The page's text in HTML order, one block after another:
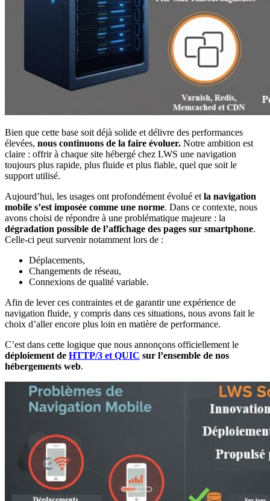
Bien que cette base soit déjà solide et délivre des performances
élevées, nous continuons de la faire évoluer. Notre ambition est
claire : offrir à chaque site hébergé chez LWS une navigation
toujours plus rapide, plus fluide et plus fiable, quel que soit le
support utilisé.
Aujourd’hui, les usages ont profondément évolué et la navigation
mobile s’est imposée comme une norme. Dans ce contexte, nous
avons choisi de répondre à une problématique majeure : la
dégradation possible de l’affichage des pages sur smartphone.
Celle-ci peut survenir notamment lors de :
Déplacements,
Changements de réseau,
Connexions de qualité variable.
Afin de lever ces contraintes et de garantir une expérience de
navigation fluide, y compris dans ces situations, nous avons fait le
choix d’aller encore plus loin en matière de performance.
C’est dans cette logique que nous annonçons officiellement le
déploiement de HTTP/3 et QUIC sur l’ensemble de nos
hébergements web.